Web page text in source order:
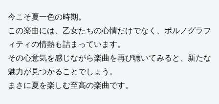
今こそ夏一色の時期。
この楽曲には、乙女たちの心情だけでなく、ポルノグラフ
ィティの情熱も詰まっています。
その心意気を感じながら楽曲を再び聴いてみると、新たな
魅力が見つかることでしょう。
まさに夏を楽しむ至高の楽曲です。